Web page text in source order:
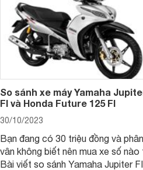
So sánh xe máy Yamaha
FI và Honda Future 125 FI
30/10/2023
Bạn đang có 30 triệu đồng và phân
vân không biết nên mua xe số nào
Bài viết so sánh Yamaha Jupiter FI